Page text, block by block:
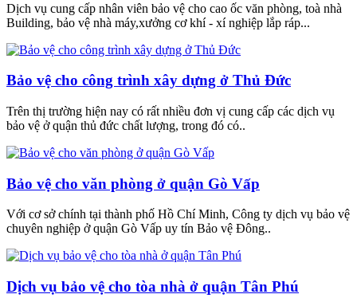
Dịch vụ cung cấp nhân viên bảo vệ cho cao ốc văn phòng, toà nhà
Building, bảo vệ nhà máy,xưởng cơ khí - xí nghiệp lắp ráp...
Bảo vệ cho công trình xây dựng ở Thủ Đức
Trên thị trường hiện nay có rất nhiều đơn vị cung cấp các dịch vụ
bảo vệ ở quận thủ đức chất lượng, trong đó có..
Bảo vệ cho văn phòng ở quận Gò Vấp
Với cơ sở chính tại thành phố Hồ Chí Minh, Công ty dịch vụ bảo vệ
chuyên nghiệp ở quận Gò Vấp uy tín Bảo vệ Đông..
Dịch vụ bảo vệ cho tòa nhà ở quận Tân Phú